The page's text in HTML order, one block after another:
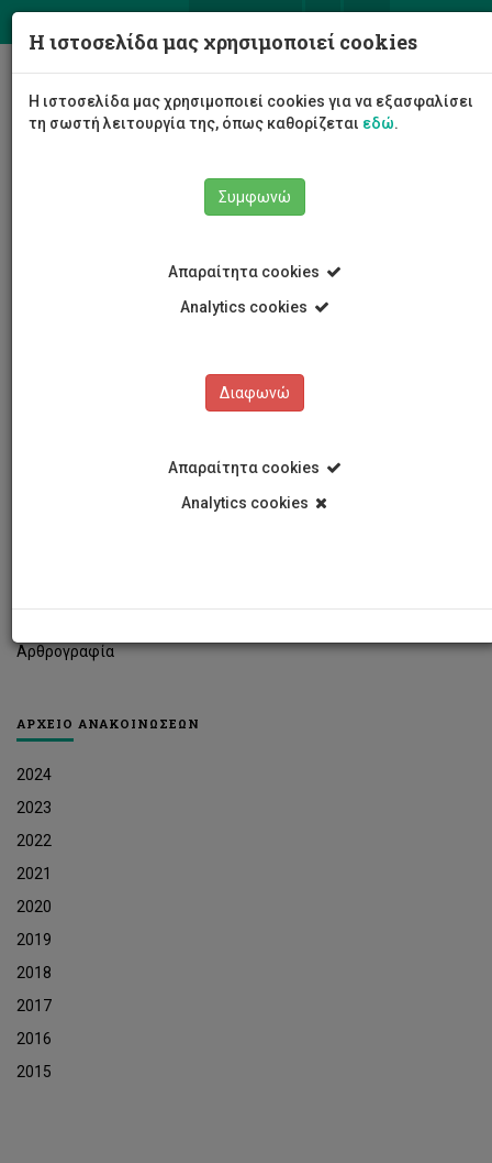
Αρθρογραφία
ΑΡΧΕΙΟ ΑΝΑΚΟΙΝΩΣΕΩΝ
2024
2023
2022
2021
2020
2019
2018
2017
2016
2015
Η ιστοσελίδα μας χρησιμοποιεί cookies
Η ιστοσελίδα μας χρησιμοποιεί cookies για να εξασφαλίσει
τη σωστή λειτουργία της, όπως καθορίζεται εδώ.
Συμφωνώ
Απαραίτητα cookies
Analytics cookies
Διαφωνώ
Απαραίτητα cookies
Analytics cookies